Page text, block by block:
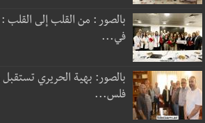
بالصور : من القلب إلى القلب :
في...
بالصور: بهية الحريري
فلس...